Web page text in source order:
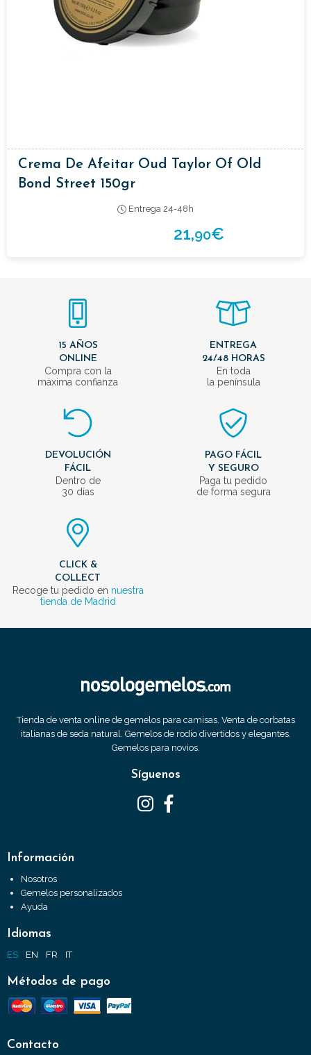
Crema De Afeitar Oud Taylor Of Old
Bond Street 150gr
Entrega 24-48h
21,90€
15 AÑOS
ONLINE
Compra con la
máxima confianza
ENTREGA
24/48 HORAS
En toda
la península
DEVOLUCIÓN
FÁCIL
Dentro de
30 días
PAGO FÁCIL
Y SEGURO
Paga tu pedido
de forma segura
CLICK &
COLLECT
Recoge tu pedido en nuestra
tienda de Madrid
Tienda de venta online de gemelos para camisas. Venta de corbatas
italianas de seda natural. Gemelos de rodio divertidos y elegantes.
Gemelos para novios.
Síguenos
Información
Nosotros
Gemelos personalizados
Ayuda
Idiomas
ES EN FR IT
Métodos de pago
Contacto